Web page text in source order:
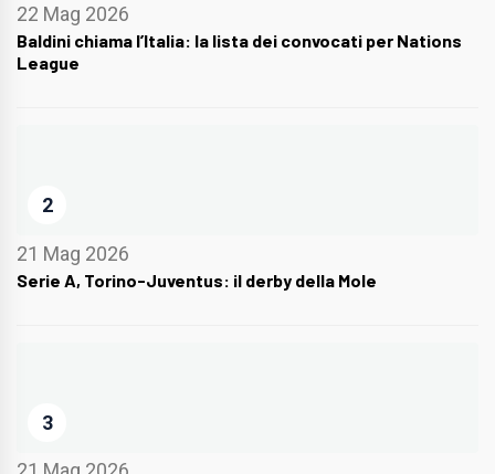
22 Mag 2026
Baldini chiama l’Italia: la lista dei convocati per Nations
League
2
21 Mag 2026
Serie A, Torino-Juventus: il derby della Mole
3